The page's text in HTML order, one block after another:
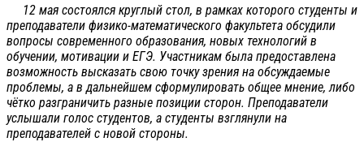
12 мая состоялся круглый стол, в рамках которого студенты и
преподаватели физико-математического факультета обсудили
вопросы современного образования, новых технологий в
обучении, мотивации и ЕГЭ. Участникам была предоставлена
возможность высказать свою точку зрения на обсуждаемые
проблемы, а в дальнейшем сформулировать общее мнение, либо
чётко разграничить разные позиции сторон. Преподаватели
услышали голос студентов, а студенты взглянули на
преподавателей с новой стороны.